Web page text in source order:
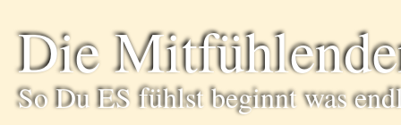
Die
So Du ES fühlst beginnt was